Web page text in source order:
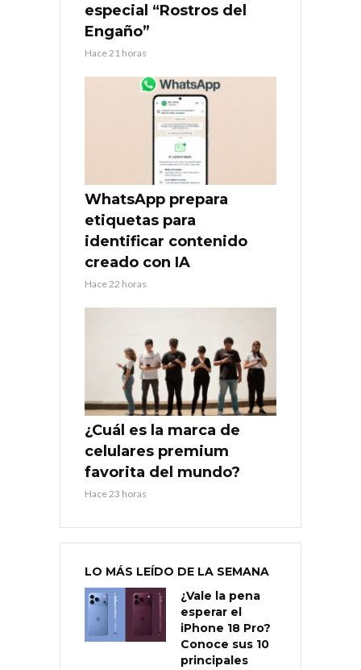
especial “Rostros del
Engaño”
Hace 21 horas
WhatsApp prepara
etiquetas para
identificar contenido
creado con IA
Hace 22 horas
¿Cuál es la marca de
celulares premium
favorita del mundo?
Hace 23 horas
LO MÁS LEÍDO DE LA SEMANA
¿Vale la pena
esperar el
iPhone 18 Pro?
Conoce sus 10
principales